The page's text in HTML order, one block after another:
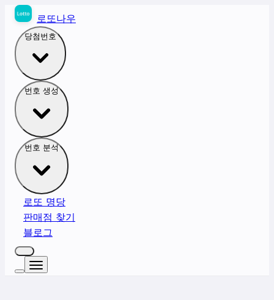
로또나우
당첨번호
번호 생성
번호 분석
로또 명당
판매점 찾기
블로그